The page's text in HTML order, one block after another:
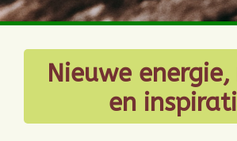
Nieuwe
en